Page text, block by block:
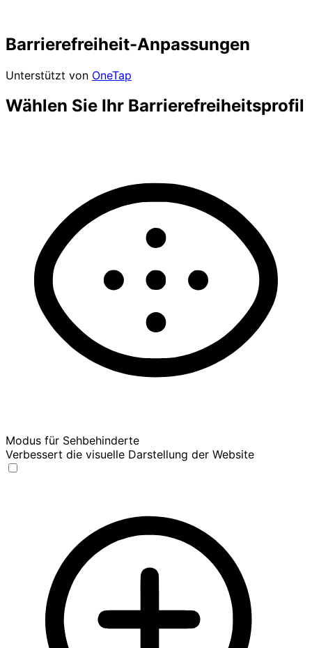
Barrierefreiheit-Anpassungen
Unterstützt von OneTap
Wählen Sie Ihr Barrierefreiheitsprofil
Modus für Sehbehinderte
Verbessert die visuelle Darstellung der Website